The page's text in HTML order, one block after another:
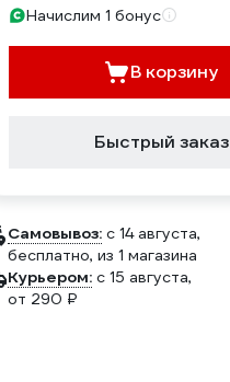
Начислим 1 бонус
В корзину
Быстрый заказ
Самовывоз: c 14 августа,
бесплатно, из 1 магазина
Курьером: c 15 августа,
от 290 ₽